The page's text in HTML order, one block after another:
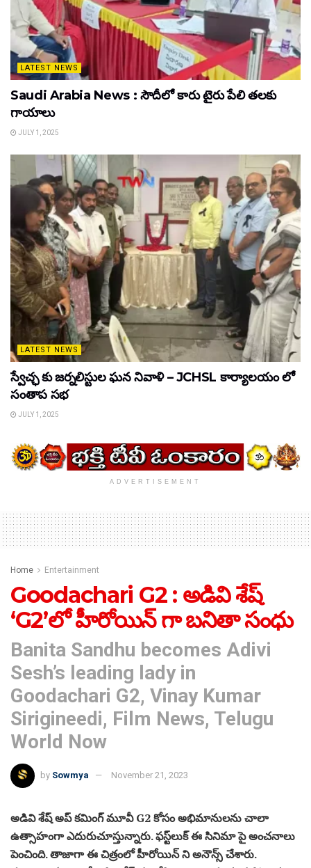
LATEST NEWS
Saudi Arabia News : సౌదీలో కారు టైరు పేలి తలకు
గాయాలు
JULY 1, 2025
LATEST NEWS
స్వేచ్ఛ కు జర్నలిస్టుల ఘన నివాళి – JCHSL కార్యాలయం లో
సంతాప సభ
JULY 1, 2025
ADVERTISEMENT
Home Entertainment
Goodachari G2 : అడివి శేష్‌
‘G2’లో హీరోయిన్ గా బనితా సంధు
Banita Sandhu becomes Adivi
Sesh’s leading lady in
Goodachari G2, Vinay Kumar
Sirigineedi, Film News, Telugu
World Now
by Sowmya November 21, 2023
అడివి శేష్ అప్ కమింగ్ మూవీ G2 కోసం అభిమానులను చాలా
ఉత్సాహంగా ఎదురుచూస్తున్నారు. ఫస్ట్‌లుక్‌ ఈ సినిమా పై అంచనాలు
పెంచింది. తాజాగా ఈ చిత్రంలో హీరోయిన్ ని అనౌన్స్ చేశారు.